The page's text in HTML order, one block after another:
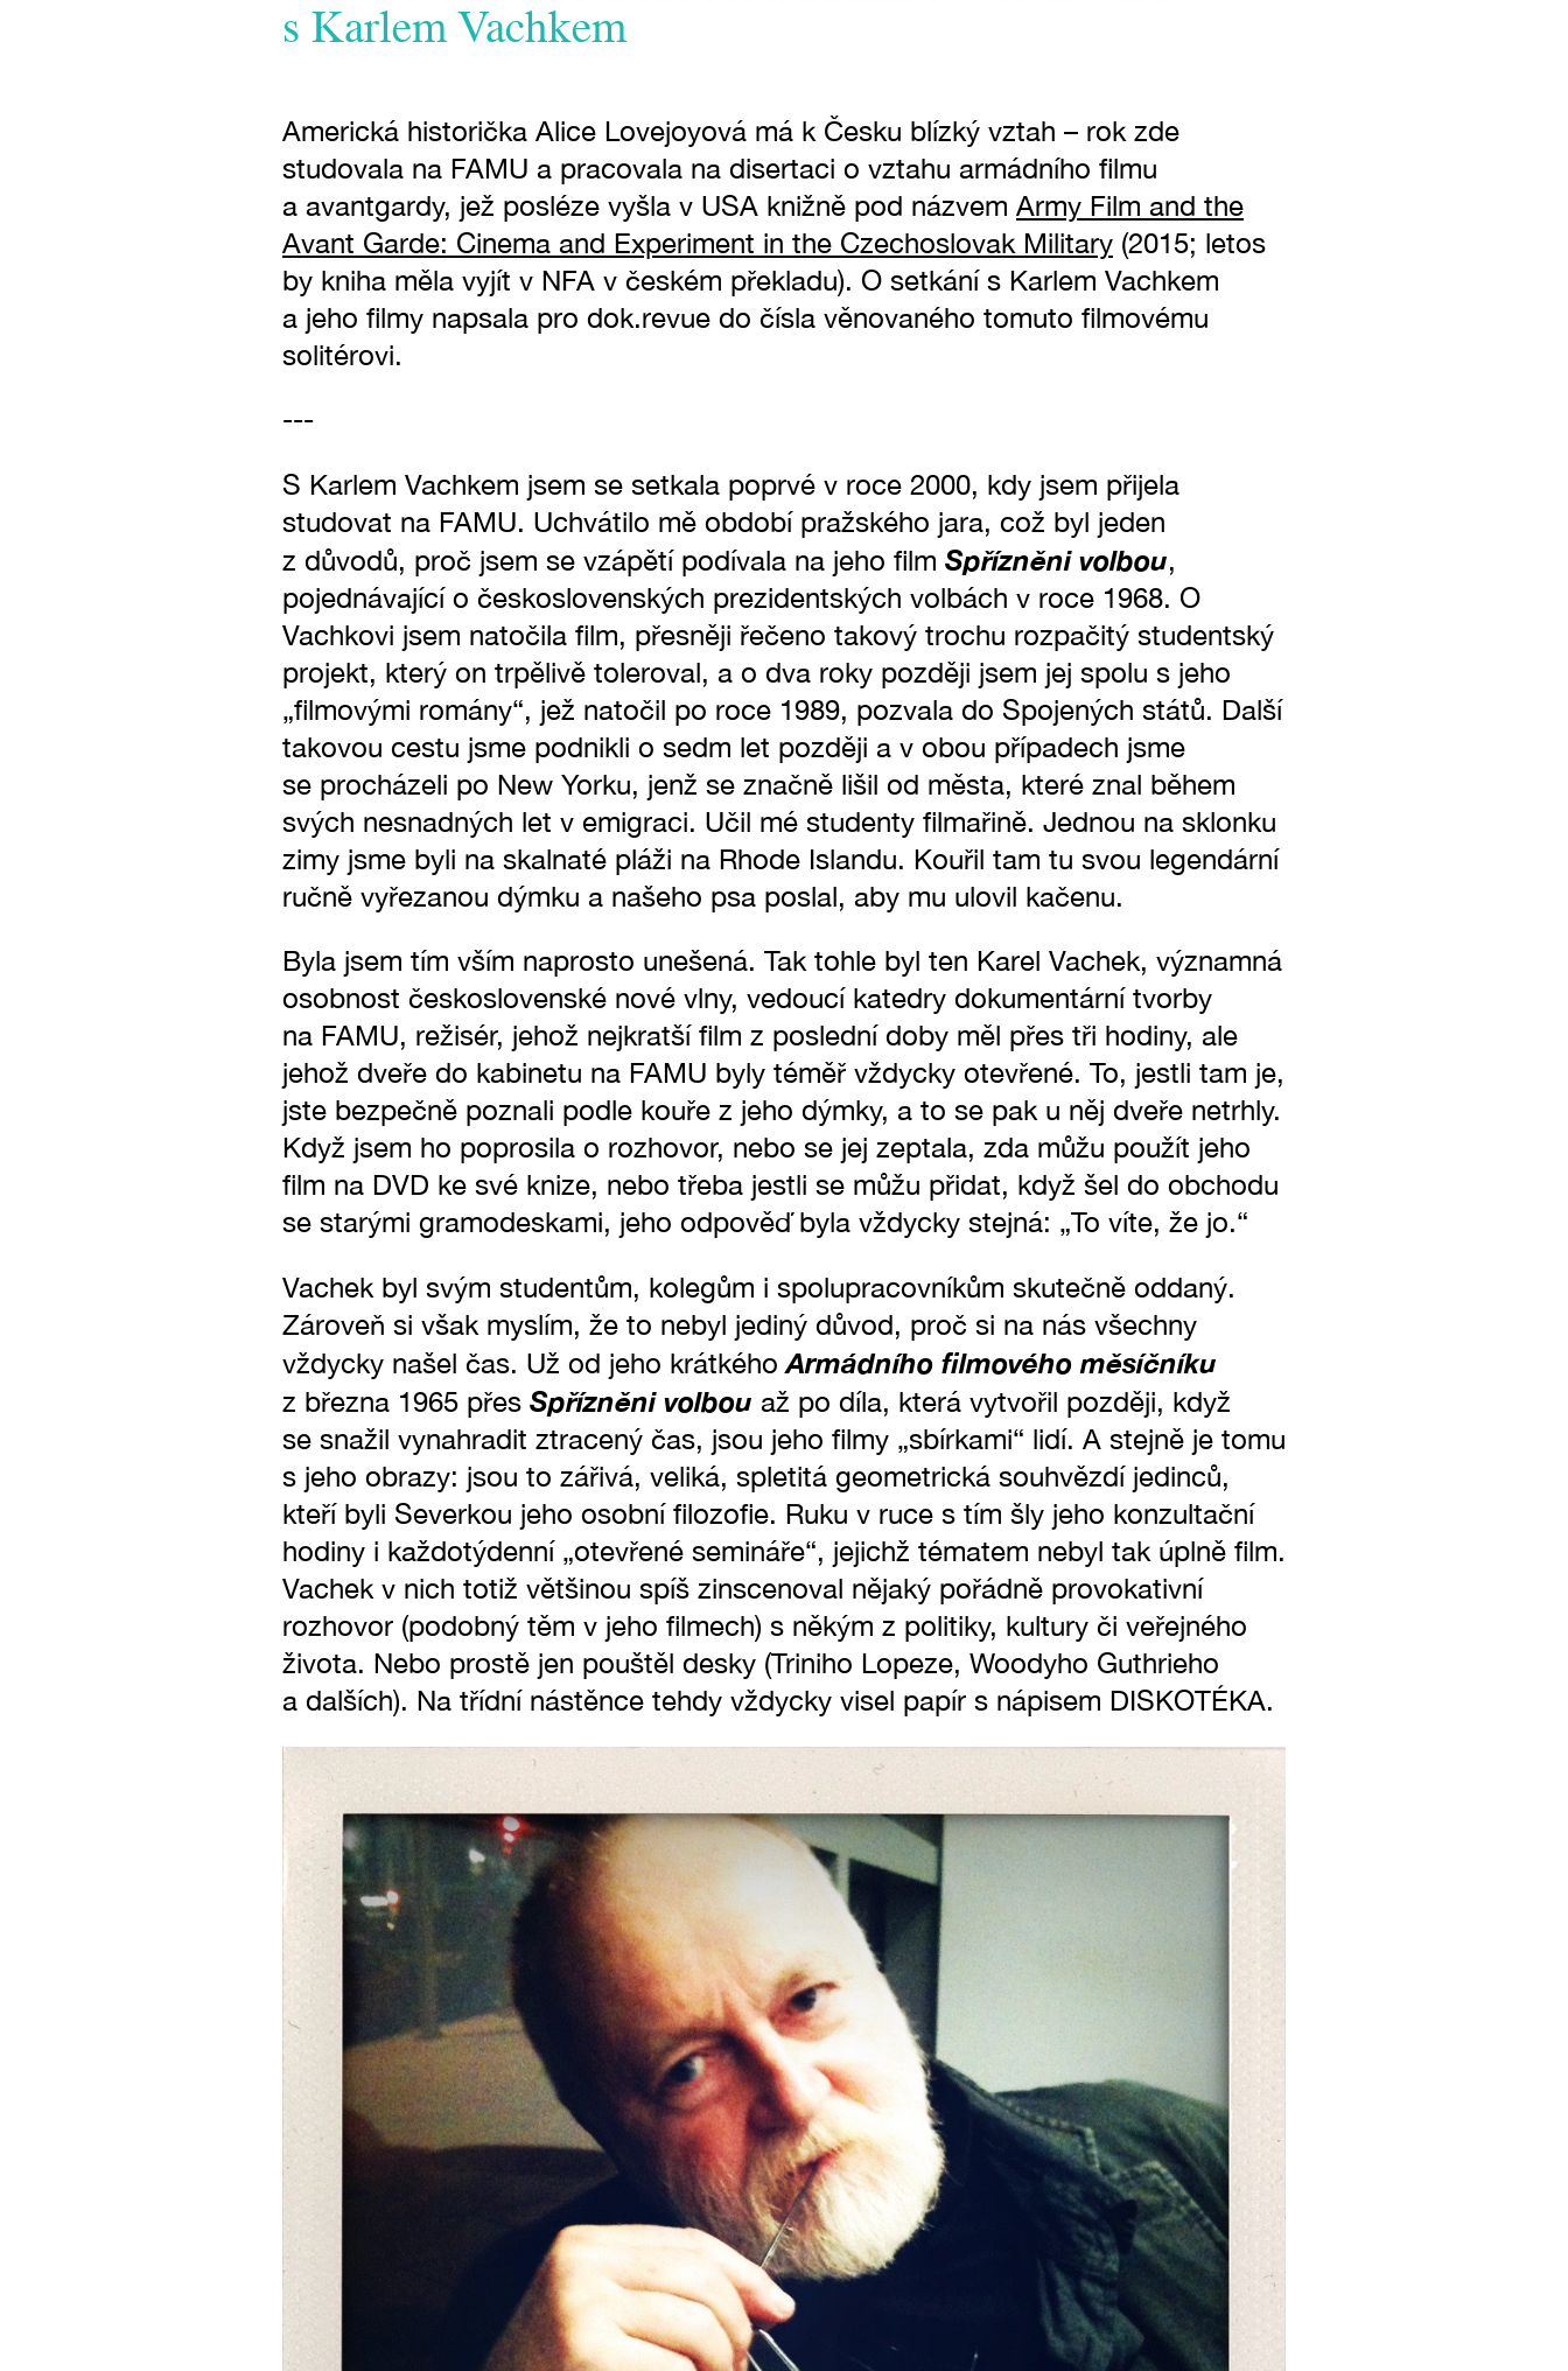
s Karlem Vachkem
Americká historička Alice Lovejoyová má k Česku blízký vztah – rok zde
studovala na FAMU a pracovala na disertaci o vztahu armádního filmu
a avantgardy, jež posléze vyšla v USA knižně pod názvem Army Film and the
Avant Garde: Cinema and Experiment in the Czechoslovak Military(2015; letos
by kniha měla vyjít v NFA v českém překladu). O setkání s Karlem Vachkem
a jeho filmy napsala pro dok.revue do čísla věnovaného tomuto filmovému
solitérovi.
---
S Karlem Vachkem jsem se setkala poprvé v roce 2000, kdy jsem přijela
studovat na FAMU. Uchvátilo mě období pražského jara, což byl jeden
z důvodů, proč jsem se vzápětí podívala na jeho film Spřízněni volbou,
pojednávající o československých prezidentských volbách v roce 1968. O
Vachkovi jsem natočila film, přesněji řečeno takový trochu rozpačitý studentský
projekt, který on trpělivě toleroval, a o dva roky později jsem jej spolu s jeho
„filmovými romány“, jež natočil po roce 1989, pozvala do Spojených států. Další
takovou cestu jsme podnikli o sedm let později a v obou případech jsme
se procházeli po New Yorku, jenž se značně lišil od města, které znal během
svých nesnadných let v emigraci. Učil mé studenty filmařině. Jednou na sklonku
zimy jsme byli na skalnaté pláži na Rhode Islandu. Kouřil tam tu svou legendární
ručně vyřezanou dýmku a našeho psa poslal, aby mu ulovil kačenu.
Byla jsem tím vším naprosto unešená. Tak tohle byl ten Karel Vachek, významná
osobnost československé nové vlny, vedoucí katedry dokumentární tvorby
na FAMU, režisér, jehož nejkratší film z poslední doby měl přes tři hodiny, ale
jehož dveře do kabinetu na FAMU byly téměř vždycky otevřené. To, jestli tam je,
jste bezpečně poznali podle kouře z jeho dýmky, a to se pak u něj dveře netrhly.
Když jsem ho poprosila o rozhovor, nebo se jej zeptala, zda můžu použít jeho
film na DVD ke své knize, nebo třeba jestli se můžu přidat, když šel do obchodu
se starými gramodeskami, jeho odpověď byla vždycky stejná: „To víte, že jo.“
Vachek byl svým studentům, kolegům i spolupracovníkům skutečně oddaný.
Zároveň si však myslím, že to nebyl jediný důvod, proč si na nás všechny
vždycky našel čas. Už od jeho krátkéhoArmádního filmového měsíčníku
z března 1965 přes Spřízněni volbou až po díla, která vytvořil později, když
se snažil vynahradit ztracený čas, jsou jeho filmy „sbírkami“ lidí. A stejně je tomu
s jeho obrazy: jsou to zářivá, veliká, spletitá geometrická souhvězdí jedinců,
kteří byli Severkou jeho osobní filozofie. Ruku v ruce s tím šly jeho konzultační
hodiny i každotýdenní „otevřené semináře“, jejichž tématem nebyl tak úplně film.
Vachek v nich totiž většinou spíš zinscenoval nějaký pořádně provokativní
rozhovor (podobný těm v jeho filmech) s někým z politiky, kultury či veřejného
života. Nebo prostě jen pouštěl desky (Triniho Lopeze, Woodyho Guthrieho
a dalších). Na třídní nástěnce tehdy vždycky visel papír s nápisem DISKOTÉKA.